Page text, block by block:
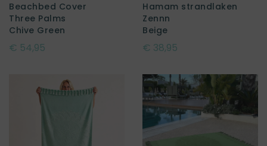
Beachbed Cover
Three Palms
Chive Green
€ 54,95
Hamam strandlaken
Zennn
Beige
€ 38,95